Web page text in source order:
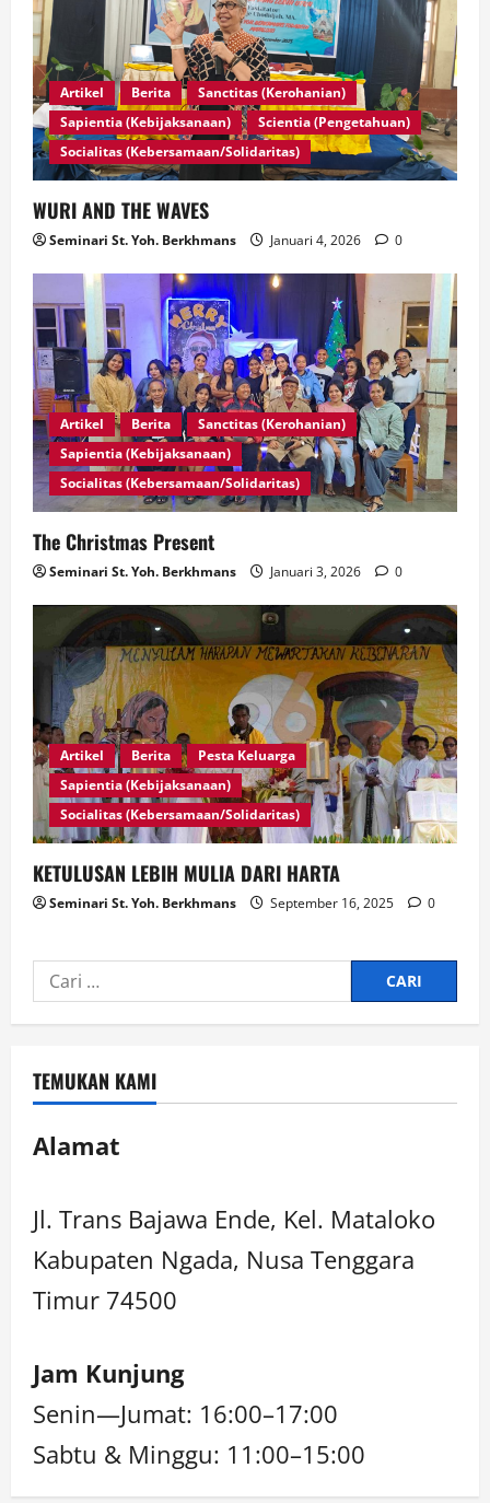
Artikel Berita
Sanctitas (Kerohanian)
Sapientia (Kebijaksanaan)
Scientia (Pengetahuan)
Socialitas (Kebersamaan/Solidaritas)
WURI AND THE WAVES
Seminari St. Yoh. Berkhmans Januari 4, 2026 0
Artikel Berita
Sanctitas (Kerohanian)
Sapientia (Kebijaksanaan)
Socialitas (Kebersamaan/Solidaritas)
The Christmas Present
Seminari St. Yoh. Berkhmans Januari 3, 2026 0
Artikel Berita
Pesta Keluarga
Sapientia (Kebijaksanaan)
Socialitas (Kebersamaan/Solidaritas)
KETULUSAN LEBIH MULIA DARI HARTA
Seminari St. Yoh. Berkhmans September 16, 2025 0
TEMUKAN KAMI
Alamat
Jl. Trans Bajawa Ende, Kel. Mataloko
Kabupaten Ngada, Nusa Tenggara
Timur 74500
Jam Kunjung
Senin—Jumat: 16:00–17:00
Sabtu & Minggu: 11:00–15:00